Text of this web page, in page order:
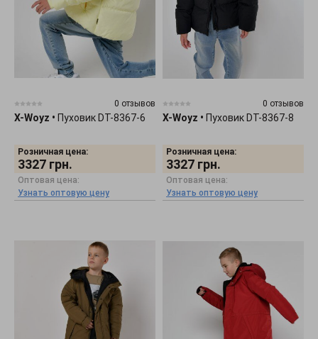
0 отзывов
X-Woyz • Пуховик DT-8367-6
Розничная цена:
3327 грн.
Оптовая цена:
Узнать оптовую цену
0 отзывов
X-Woyz • Пуховик DT-8367-8
Розничная цена:
3327 грн.
Оптовая цена:
Узнать оптовую цену